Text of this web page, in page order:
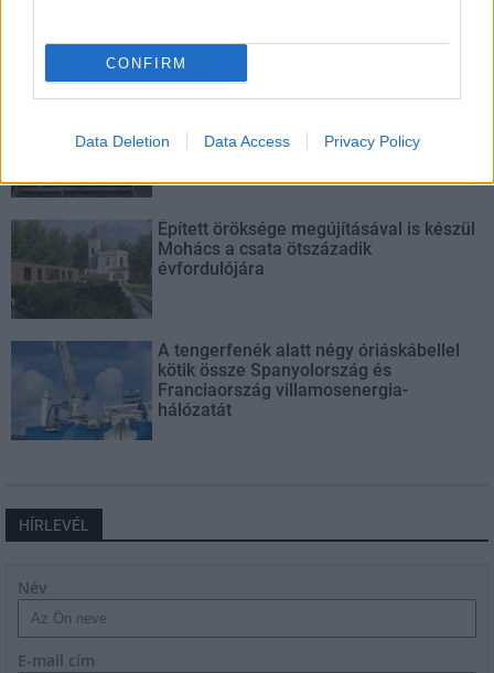
CONFIRM
Data Deletion Data Access Privacy Policy
Egyetlen, fél évszázados vezetéken
múlt Bicske vízellátása
Épített öröksége megújításával is készül
Mohács a csata ötszázadik
évfordulójára
A tengerfenék alatt négy óriáskábellel
kötik össze Spanyolország és
Franciaország villamosenergia-
hálózatát
HÍRLEVÉL
Név
E-mail cím